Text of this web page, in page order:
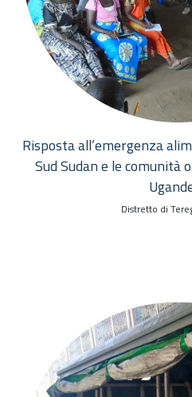
Risposta all’emergenza
Sud Sudan e le comunità
Distretto di